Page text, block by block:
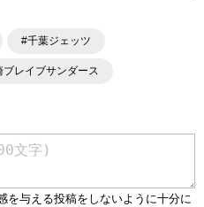
#千葉ジェッツ
ブレイブサンダース